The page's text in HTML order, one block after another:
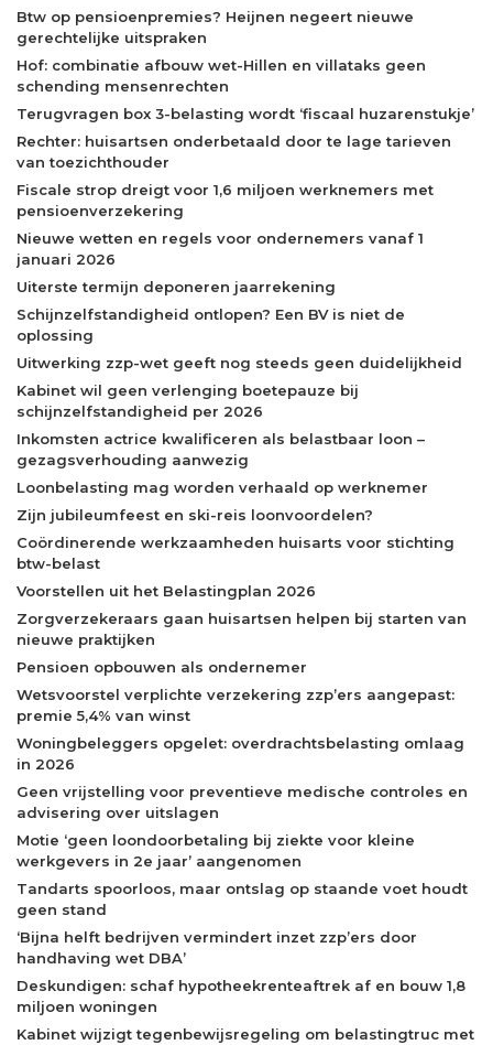
Btw op pensioenpremies? Heijnen negeert nieuwe
gerechtelijke uitspraken
Hof: combinatie afbouw wet-Hillen en villataks geen
schending mensenrechten
Terugvragen box 3-belasting wordt ‘fiscaal huzarenstukje’
Rechter: huisartsen onderbetaald door te lage tarieven
van toezichthouder
Fiscale strop dreigt voor 1,6 miljoen werknemers met
pensioenverzekering
Nieuwe wetten en regels voor ondernemers vanaf 1
januari 2026
Uiterste termijn deponeren jaarrekening
Schijnzelfstandigheid ontlopen? Een BV is niet de
oplossing
Uitwerking zzp-wet geeft nog steeds geen duidelijkheid
Kabinet wil geen verlenging boetepauze bij
schijnzelfstandigheid per 2026
Inkomsten actrice kwalificeren als belastbaar loon –
gezagsverhouding aanwezig
Loonbelasting mag worden verhaald op werknemer
Zijn jubileumfeest en ski-reis loonvoordelen?
Coördinerende werkzaamheden huisarts voor stichting
btw-belast
Voorstellen uit het Belastingplan 2026
Zorgverzekeraars gaan huisartsen helpen bij starten van
nieuwe praktijken
Pensioen opbouwen als ondernemer
Wetsvoorstel verplichte verzekering zzp’ers aangepast:
premie 5,4% van winst
Woningbeleggers opgelet: overdrachtsbelasting omlaag
in 2026
Geen vrijstelling voor preventieve medische controles en
advisering over uitslagen
Motie ‘geen loondoorbetaling bij ziekte voor kleine
werkgevers in 2e jaar’ aangenomen
Tandarts spoorloos, maar ontslag op staande voet houdt
geen stand
‘Bijna helft bedrijven vermindert inzet zzp’ers door
handhaving wet DBA’
Deskundigen: schaf hypotheekrenteaftrek af en bouw 1,8
miljoen woningen
Kabinet wijzigt tegenbewijsregeling om belastingtruc met